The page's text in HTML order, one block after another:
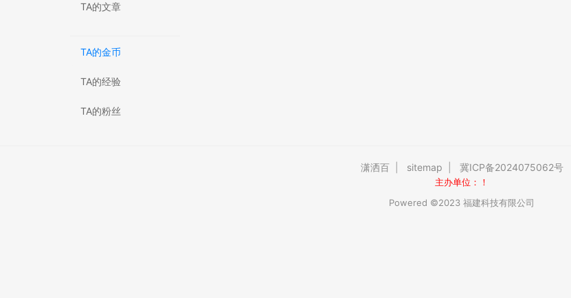
TA的文章
TA的金币
TA的经验
TA的粉丝
潇洒百 sitemap 冀ICP备2024075062号
主办单位：！
Powered ©2023 福建科技有限公司